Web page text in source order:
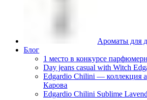
Ароматы для
Блог
1 место в конкурсе
Day jeans casual with Witch
Edgardio Chilini — коллекция
Карова
Edgardio Chilini Sublime